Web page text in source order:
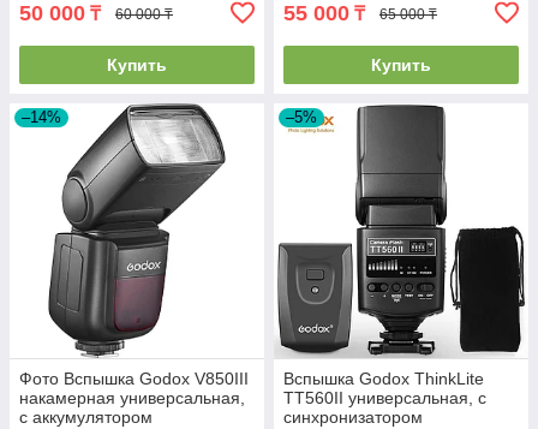
50 000 ₸ 60 000 ₸
Купить
55 000 ₸ 65 000 ₸
Купить
–14%
Фото Вспышка Godox V850III
накамерная универсальная,
с аккумулятором
–5%
Вспышка Godox ThinkLite
TT560II универсальная, с
синхронизатором